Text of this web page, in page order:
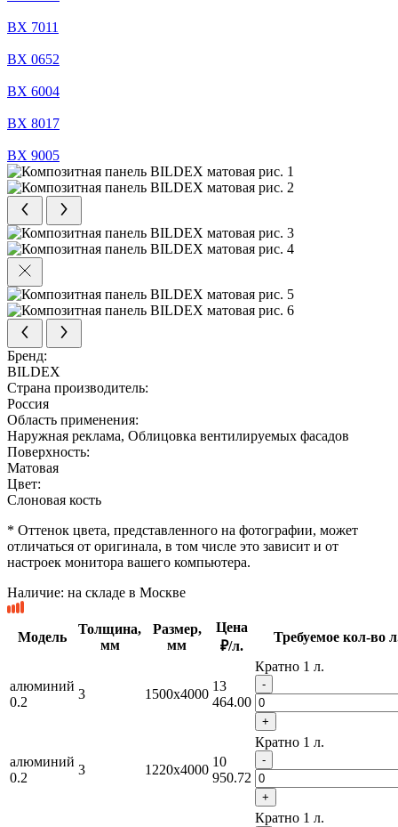
BX 7011
BX 0652
BX 6004
BX 8017
BX 9005
Бренд:
BILDEX
Страна производитель:
Россия
Область применения:
Наружная реклама, Облицовка вентилируемых фасадов
Поверхность:
Матовая
Цвет:
Слоновая кость
* Оттенок цвета, представленного на фотографии, может
отличаться от оригинала, в том числе это зависит и от
настроек монитора вашего компьютера.
Наличие: на складе в Москве
Модель
Толщина,
мм
Размер,
мм
Цена
₽/л.
Требуемое кол-во
алюминий
0.2
3 1500x4000
13
464.00
Кратно 1 л.
-
+
алюминий
0.2
3 1220x4000
10
950.72
Кратно 1 л.
-
+
Кратно 1 л.